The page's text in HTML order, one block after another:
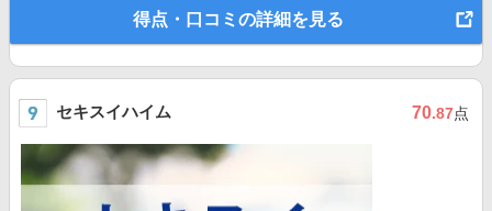
得点・口コミの詳細を見る
セキスイハイム 70.87点